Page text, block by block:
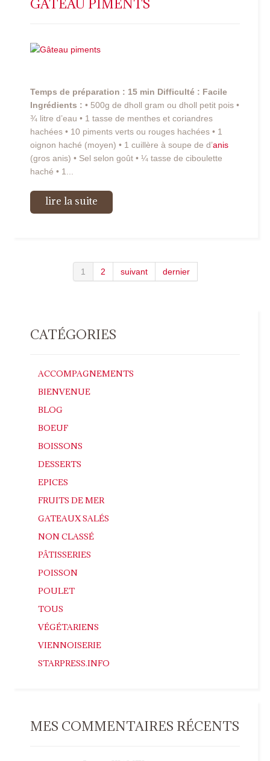
GÂTEAU PIMENTS
Temps de préparation : 15 min Difficulté : Facile
Ingrédients : • 500g de dholl gram ou dholl petit pois •
¾ litre d’eau • 1 tasse de menthes et coriandres
hachées • 10 piments verts ou rouges hachées • 1
oignon haché (moyen) • 1 cuillère à soupe de d’anis
(gros anis) • Sel selon goût • ¼ tasse de ciboulette
haché • 1...
lire la suite
1 2 suivant dernier
CATÉGORIES
ACCOMPAGNEMENTS
BIENVENUE
BLOG
BOEUF
BOISSONS
DESSERTS
EPICES
FRUITS DE MER
GATEAUX SALÉS
NON CLASSÉ
PÂTISSERIES
POISSON
POULET
TOUS
VÉGÉTARIENS
VIENNOISERIE
STARPRESS.INFO
MES COMMENTAIRES RÉCENTS